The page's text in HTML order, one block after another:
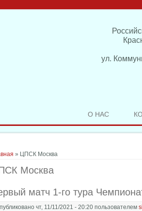
ул.
О НАС
» ЦПСК Москва
Москва
матч 1-го тура
чт, 11/11/2021 - 20:20 пользователем